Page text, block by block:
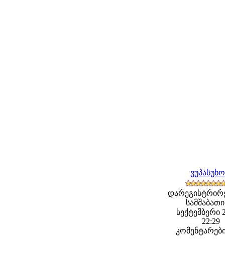
სექტემბერი
22:29